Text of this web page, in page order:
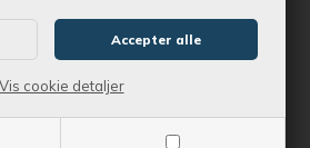
Vis cookie detaljer